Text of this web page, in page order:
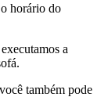
horário do
a
também pode